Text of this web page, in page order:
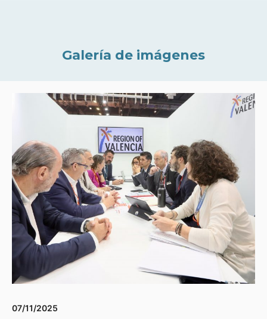
Galería de imágenes
07/11/2025